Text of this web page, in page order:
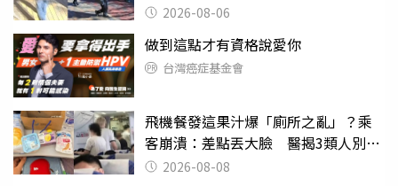
2026-08-06
做到這點才有資格說愛你
台灣癌症基金會
飛機餐發這果汁爆「廁所之亂」？乘
客崩潰：差點丟大臉 醫揭3類人別亂
喝 2026-08-08